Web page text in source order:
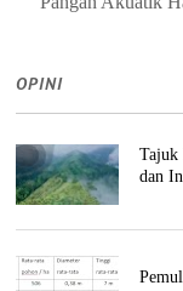
OPINI
Tajuk
dan